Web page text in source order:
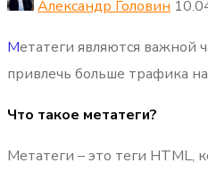
Александр Головин
Метатеги являются важной
привлечь больше трафика
Что такое метатеги?
Метатеги – это теги